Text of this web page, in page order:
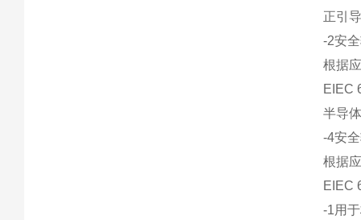
正引
-2安
根据
EIEC
半导
-4安
根据
EIEC
-1用